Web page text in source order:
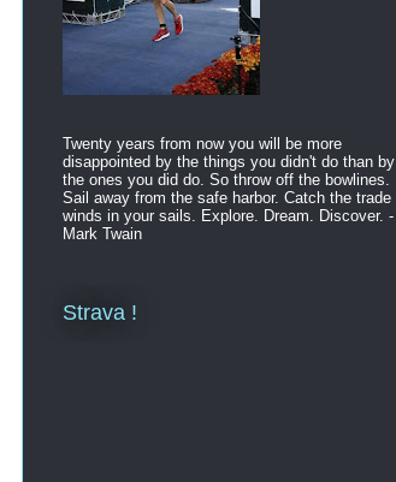
Twenty years from now you will be more
disappointed by the things you didn't do than by
the ones you did do. So throw off the bowlines.
Sail away from the safe harbor. Catch the trade
winds in your sails. Explore. Dream. Discover. -
Mark Twain
Strava !